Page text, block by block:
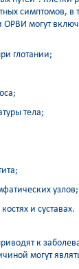
симптомов, в
могут
глотании;
тела;
узлов;
и суставах.
к
могут